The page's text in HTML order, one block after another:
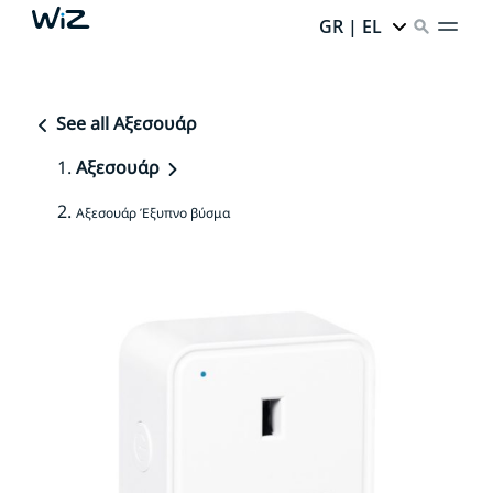
GR | EL
See all Αξεσουάρ
Αξεσουάρ
Αξεσουάρ Έξυπνο βύσμα